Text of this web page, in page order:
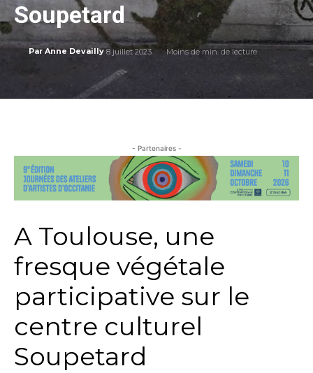
Soupetard
Par Anne Devailly 8 juillet 2023 Moins de min. de lecture
- Partenaires -
A Toulouse, une
fresque végétale
participative sur le
centre culturel
Soupetard